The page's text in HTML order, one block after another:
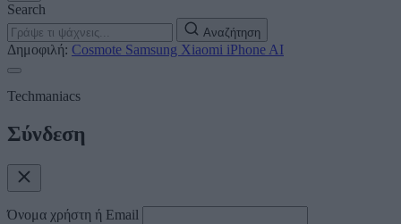
Search
Αναζήτηση
Δημοφιλή: Cosmote Samsung Xiaomi iPhone AI
Techmaniacs
Σύνδεση
Όνομα χρήστη ή Email